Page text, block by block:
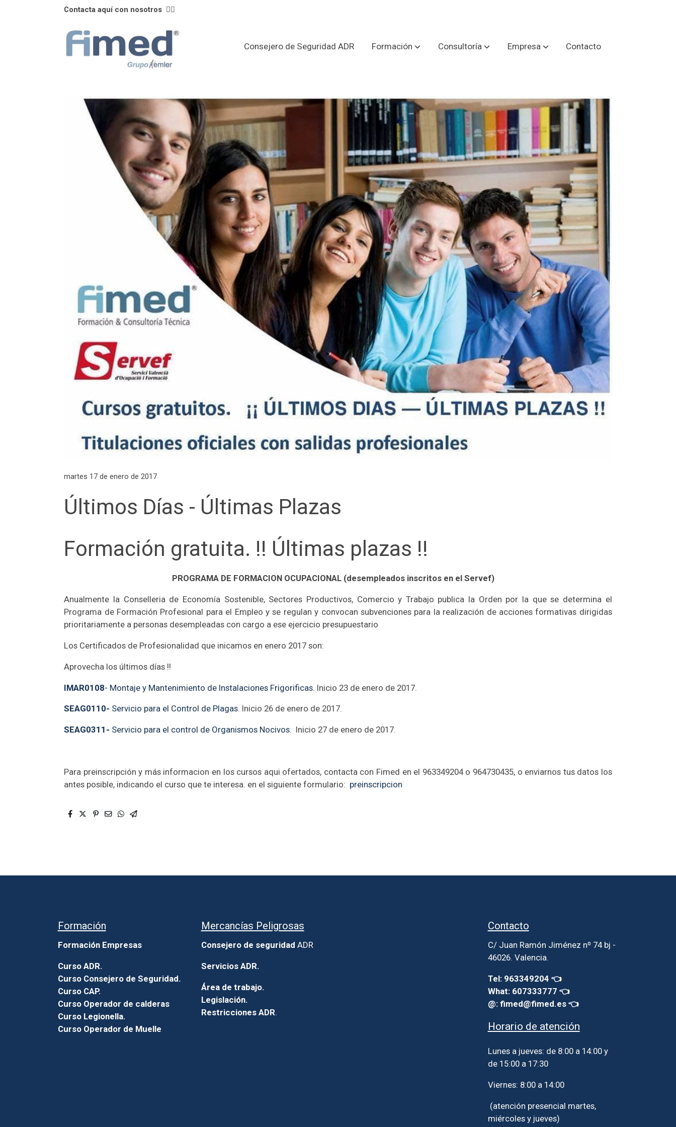
Contacta aquí con nosotros 👈🏼
Consejero de Seguridad ADR Formación Consultoría Empresa Contacto
martes 17 de enero de 2017
Últimos Días - Últimas Plazas
Formación gratuita. !! Últimas plazas !!
PROGRAMA DE FORMACION OCUPACIONAL (desempleados inscritos en el Servef)
Anualmente la Conselleria de Economía Sostenible, Sectores Productivos, Comercio y Trabajo publica la Orden por la que se determina el
Programa de Formación Profesional para el Empleo y se regulan y convocan subvenciones para la realización de acciones formativas dirigidas
prioritariamente a personas desempleadas con cargo a ese ejercicio presupuestario
Los Certificados de Profesionalidad que inicamos en enero 2017 son:
Aprovecha los últimos días !!
IMAR0108- Montaje y Mantenimiento de Instalaciones Frigorificas. Inicio 23 de enero de 2017.
SEAG0110- Servicio para el Control de Plagas. Inicio 26 de enero de 2017.
SEAG0311- Servicio para el control de Organismos Nocivos. Inicio 27 de enero de 2017.
Para preinscripción y más informacion en los cursos aqui ofertados, contacta con Fimed en el 963349204 o 964730435, o enviarnos tus datos los
antes posible, indicando el curso que te interesa. en el siguiente formulario: preinscripcion
Formación
Formación Empresas
Curso ADR.
Curso Consejero de Seguridad.
Curso CAP.
Curso Operador de calderas
Curso Legionella.
Curso Operador de Muelle
Mercancías Peligrosas
Consejero de seguridad ADR
Servicios ADR.
Área de trabajo.
Legislación.
Restricciones ADR.
Contacto
C/ Juan Ramón Jiménez nº 74 bj -
46026. Valencia.
Tel: 963349204 👈
What: 607333777 👈
@: fimed@fimed.es 👈
Horario de atención
Lunes a jueves: de 8:00 a 14:00 y
de 15:00 a 17:30
Viernes: 8:00 a 14:00
(atención presencial martes,
miércoles y jueves)